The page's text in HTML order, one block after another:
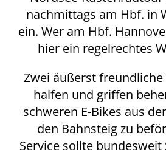
nachmittags am Hbf. in
ein. Wer am Hbf.
hier ein regelrechtes
Zwei äußerst
halfen und griffen
schweren E-Bikes aus
den Bahnsteig zu
Service sollte bundesweit